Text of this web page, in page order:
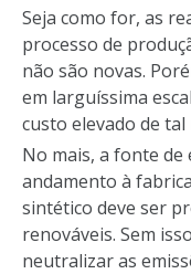
Seja como for, as
processo de
não são novas.
em larguíssima
custo elevado de
No mais, a fonte
andamento à
sintético deve ser
renováveis. Sem
neutralizar as